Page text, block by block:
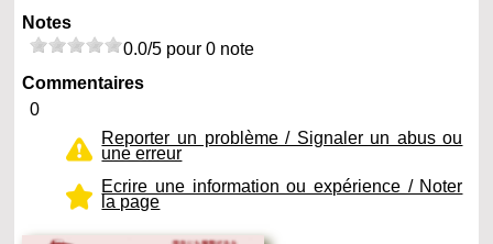
Notes
0.0/5 pour 0 note
Commentaires
0
Reporter un problème / Signaler un abus ou
une erreur
Ecrire une information ou expérience / Noter
la page